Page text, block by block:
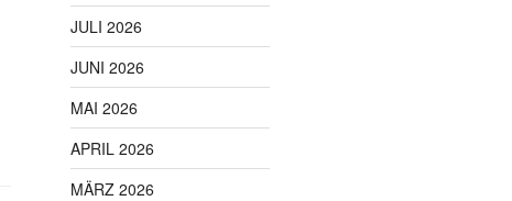
JULI 2026
JUNI 2026
MAI 2026
APRIL 2026
MÄRZ 2026